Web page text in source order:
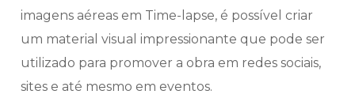
imagens aéreas em Time-lapse, é possível criar
um material visual impressionante que pode ser
utilizado para promover a obra em redes sociais,
sites e até mesmo em eventos.